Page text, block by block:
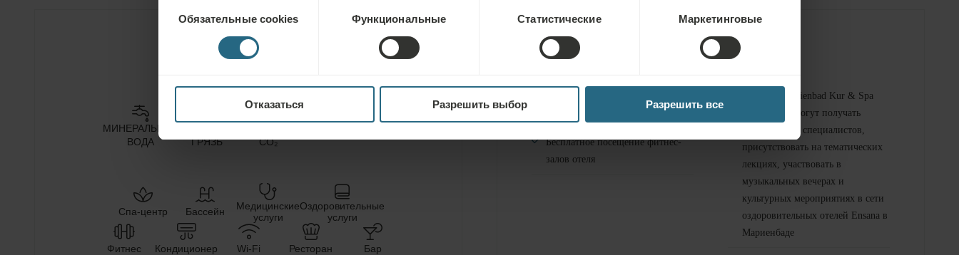
согласия
Обязательные cookies Функциональные Статистические Маркетинговые
Отказаться Разрешить выбор Разрешить все
Услуги отеля
МИНЕРАЛЬНАЯ
ВОДА
ГРЯЗЬ
CO₂
Спа-центр Бассейн
Медицинские
услуги
Оздоровительные
услуги
Фитнес Кондиционер Wi-Fi Ресторан Бар
Бесплатные услуги
Бесплатное посещение фитнес-
залов отеля
С картой Marienbad Kur & Spa
гости отеля могут получать
консультации специалистов,
присутствовать на тематических
лекциях, участвовать в
музыкальных вечерах и
культурных мероприятиях в сети
оздоровительных отелей Ensana в
Мариенбаде